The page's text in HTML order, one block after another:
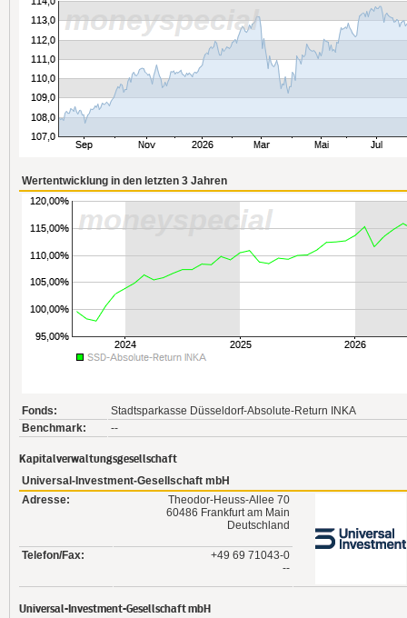
Wertentwicklung in den letzten 3 Jahren
Fonds:
Stadtsparkasse Düsseldorf-Absolute-Return INKA
Benchmark:
--
Kapitalverwaltungsgesellschaft
Universal-Investment-Gesellschaft mbH
Adresse:
Theodor-Heuss-Allee 70
60486 Frankfurt am Main
Deutschland
Telefon/Fax:
+49 69 71043-0
--
Universal-Investment-Gesellschaft mbH